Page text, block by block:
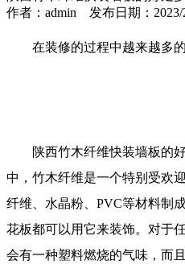
作者：admin 发布日期：
在装修的过程中越来越多
陕西竹木纤维快装墙板的
中，竹木纤维是一个特别受欢
纤维、水晶粉、PVC等材料制
花板都可以用它来装饰。对于
会有一种塑料燃烧的气味，而